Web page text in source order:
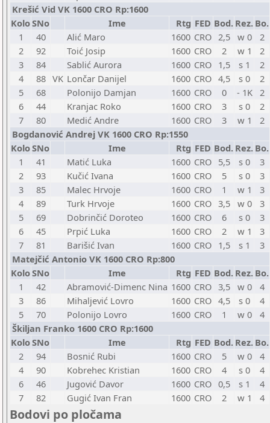
Krešić Vid VK 1600 CRO Rp:1600
KoloSNo Ime Rtg FED Bod. Rez. Bo.
1
40 Alić Maro 1600 CRO 2,5 w 0
2
2
92 Toić Josip 1600 CRO 2 w 1
2
3
84 Sablić Aurora 1600 CRO 1,5 s 1
2
4
88 VK Lončar Danijel 1600 CRO 4,5 s 0
2
5
68 Polonijo Damjan 1600 CRO 0 - 1K
2
6
44 Kranjac Roko 1600 CRO 3 s 0
2
7
80 Medić Andre 1600 CRO 3 w 1
2
Bogdanović Andrej VK 1600 CRO Rp:1550
KoloSNo Ime Rtg FED Bod. Rez. Bo.
1
41 Matić Luka 1600 CRO 5,5 s 0
3
2
93 Kučić Ivana 1600 CRO 5 s 0
3
3
85 Malec Hrvoje 1600 CRO 1 w 1
3
4
89 Turk Hrvoje 1600 CRO 3,5 w 0
3
5
69 Dobrinčić Doroteo 1600 CRO 6 s 0
3
6
45 Prpić Luka 1600 CRO 2 w 1
3
7
81 Barišić Ivan 1600 CRO 1,5 s 1
3
Matejčić Antonio VK 1600 CRO Rp:800
KoloSNo Ime Rtg FED Bod. Rez. Bo.
1
42 Abramović-Dimenc Nina 1600 CRO 3,5 w 0
4
3
86 Mihaljević Lovro 1600 CRO 4,5 s 0
4
5
70 Polonijo Lovro 1600 CRO 1 w 0
4
Škiljan Franko 1600 CRO Rp:1600
KoloSNo Ime Rtg FED Bod. Rez. Bo.
2
94 Bosnić Rubi 1600 CRO 5 w 0
4
4
90 Kobrehec Kristian 1600 CRO 4 s 0
4
6
46 Jugović Davor 1600 CRO 0,5 s 1
4
7
82 Gugić Ivan Fran 1600 CRO 2 w 1 4
Bodovi po pločama